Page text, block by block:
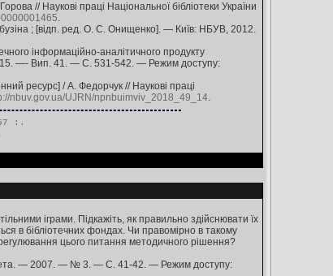
// Наукові праці Національної бібліотеки України
.
; [відп. ред. О. С. Онищенко]. — Київ: НБУВ, 2012.
інформаційно-аналітичного продукту
2015. —- Вип. 41. — С. 531-542. — Режим доступу:
ресурс] / А. Федорчук // Наукові праці
nbuv.gov.ua/UJRN/npnbuimviv_2018_49_14.
:.
іграми. Підкажіть, як правильно здійснювати їх
в бібліотечних фондах. Чи правомірно в такому
цього питання методичного рішення?
— 2007. — № 3. — С. 41-42. — Режим доступу: